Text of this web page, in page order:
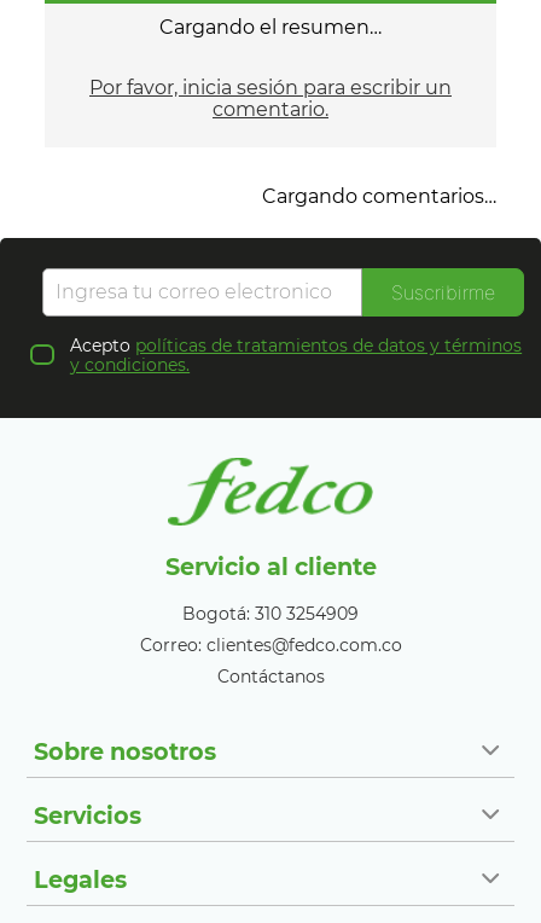
Cargando el resumen…
Por favor, inicia sesión para escribir un
comentario.
Cargando comentarios…
Suscribirme
Acepto políticas de tratamientos de datos y términos
y condiciones.
Servicio al cliente
Bogotá: 310 3254909
Correo: clientes@fedco.com.co
Contáctanos
Sobre nosotros
Servicios
Legales